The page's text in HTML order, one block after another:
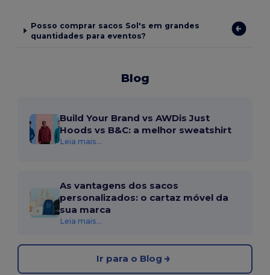
Posso comprar sacos Sol's em grandes
quantidades para eventos?
Blog
Build Your Brand vs AWDis Just
Hoods vs B&C: a melhor sweatshirt
Leia mais...
As vantagens dos sacos
personalizados: o cartaz móvel da
sua marca
Leia mais...
Ir para o Blog